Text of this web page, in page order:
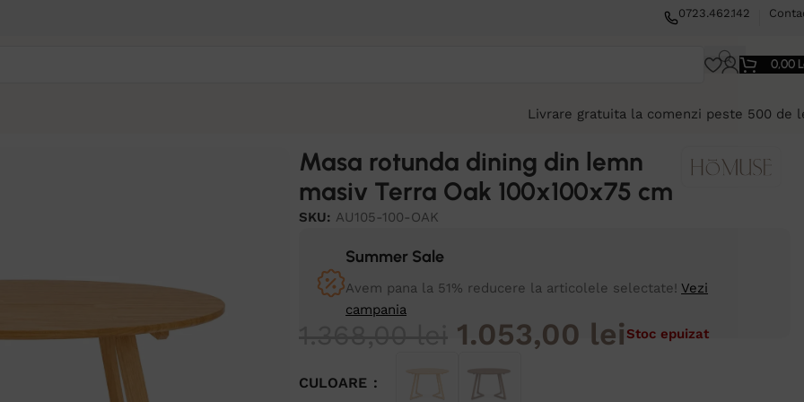
0723.462.142
0,00
Livrare gratuita la comenzi peste 500 de
Masa rotunda dining din lemn
masiv Terra Oak 100x100x75 cm
SKU: AU105-100-OAK
Summer Sale
Avem pana la 51% reducere la articolele selectate!Vezi
campania
1.053,00 lei Stoc epuizat
CULOARE